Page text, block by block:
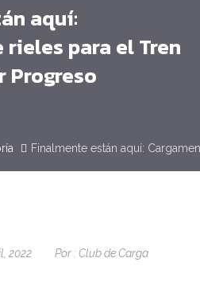
aquí:
rieles para el Tren
Progreso
Finalmente están aquí:
2022 Por : Club de Carga